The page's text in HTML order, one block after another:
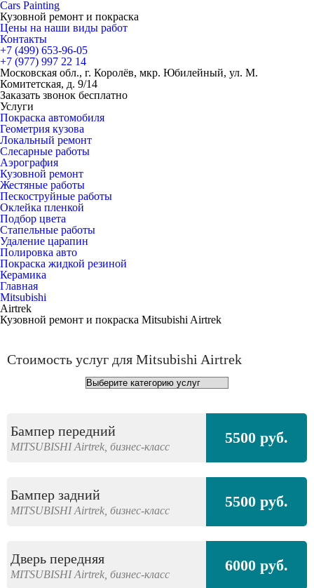
Cars Painting
Кузовной ремонт и покраска
Цены на наши виды работ
Контакты
+7 (499) 653-96-05
+7 (977) 997 22 14
Московская обл., г. Королёв, мкр. Юбилейный, ул. М.
Комитетская, д. 9/14
Заказать звонок бесплатно
Услуги
Покраска автомобиля
Геометрия кузова
Локальный ремонт
Слесарные работы
Аэрография
Кузовной ремонт
Жестяные работы
Пескоструйные работы
Оклейка пленкой
Подбор цвета
Стапельные работы
Удаление царапин
Полировка авто
Покраска жидкой резиной
Керамика
Главная
Mitsubishi
Airtrek
Кузовной ремонт и покраска Mitsubishi Airtrek
Стоимость услуг для Mitsubishi Airtrek
Бампер передний
MITSUBISHIAirtrek, бизнес-класс 5500 руб.
Бампер задний
MITSUBISHIAirtrek, бизнес-класс 5500 руб.
Дверь передняя
MITSUBISHIAirtrek, бизнес-класс 6000 руб.